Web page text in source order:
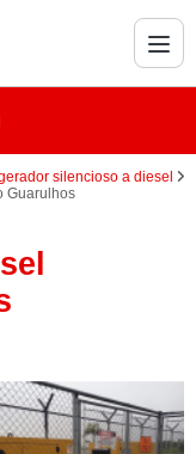
silencioso a diesel
Guarulhos